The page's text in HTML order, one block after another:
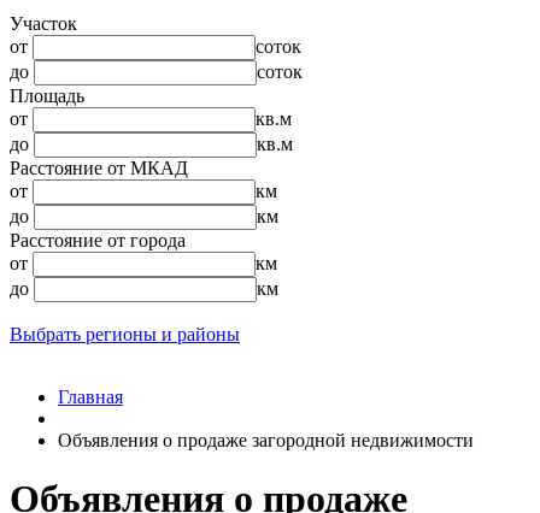
Участок
от
соток
до
соток
Площадь
от
кв.м
до
кв.м
Расстояние от МКАД
от
км
до
км
Расстояние от города
от
км
до
км
Выбрать регионы и районы
Главная
Объявления о продаже загородной недвижимости
Объявления о продаже